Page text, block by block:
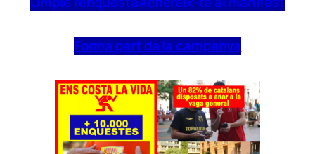
Forma part de la campanya